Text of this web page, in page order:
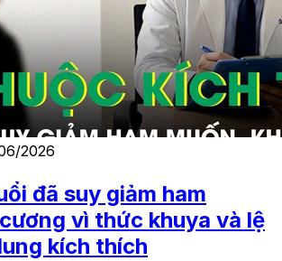
2026
đã suy giảm ham
vì thức khuya và lệ
kích thích